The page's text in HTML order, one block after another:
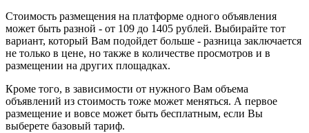
Стоимость размещения на платформе одного объявления
может быть разной - от 109 до 1405 рублей. Выбирайте тот
вариант, который Вам подойдет больше - разница заключается
не только в цене, но также в количестве просмотров и в
размещении на других площадках.
Кроме того, в зависимости от нужного Вам объема
объявлений из стоимость тоже может меняться. А первое
размещение и вовсе может быть бесплатным, если Вы
выберете базовый тариф.